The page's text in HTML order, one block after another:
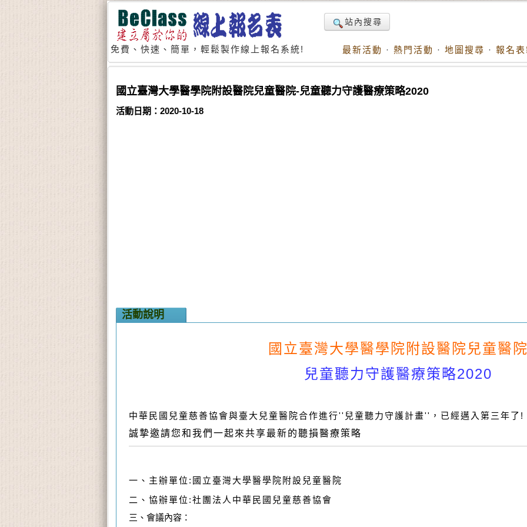
免費、快速、簡單，輕鬆製作線上報名系統!
站內搜尋
最新活動 · 熱門活動 · 地圖搜尋 · 報名
國立臺灣大學醫學院附設醫院兒童醫院-兒童聽力守護醫療策略2020
活動日期：2020-10-18
活動說明
國立臺灣大學醫學院附設醫院兒童醫
兒童聽力守護醫療策略2020
中華民國兒童慈善協會與臺大兒童醫院合作進行''兒童聽力守護計畫''，已經邁入第三年了!
誠摯邀請您和我們一起來共享最新的聽損醫療策略
一、主辦單位:國立臺灣大學醫學院附設兒童醫院
二、協辦單位:社團法人中華民國兒童慈善協會
三、會議內容 ：